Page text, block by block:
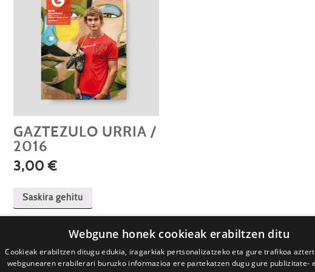
GAZTEZULO URRIA /
2016
3,00€
Saskira gehitu
Webgune honek cookieak erabiltzen ditu
Cookieak erabiltzen ditugu edukia, iragarkiak pertsonalizatzeko eta gure trafikoa
webgunearen erabilerari buruzko informazioa ere partekatzen dugu gure publizitate-